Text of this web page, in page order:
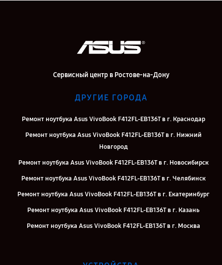
Сервисный центр в Ростове-на-Дону
ДРУГИЕ ГОРОДА
Ремонт ноутбука Asus VivoBook F412FL-EB136T в г. Краснодар
Ремонт ноутбука Asus VivoBook F412FL-EB136T в г. Нижний
Новгород
Ремонт ноутбука Asus VivoBook F412FL-EB136T в г. Новосибирск
Ремонт ноутбука Asus VivoBook F412FL-EB136T в г. Челябинск
Ремонт ноутбука Asus VivoBook F412FL-EB136T в г. Екатеринбург
Ремонт ноутбука Asus VivoBook F412FL-EB136T в г. Казань
Ремонт ноутбука Asus VivoBook F412FL-EB136T в г. Москва